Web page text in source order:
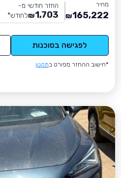
מחיר
165,222
₪
החזר חודשי מ-
1,703
₪לחודש*
לפגישה בסוכנות
*חישוב ההחזר מפורט בתקנון